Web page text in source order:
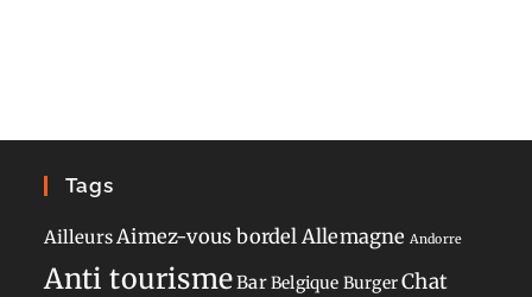
Tags
Ailleurs Aimez-vous bordel Allemagne Andorre
Anti tourismeBarBelgique BurgerChat